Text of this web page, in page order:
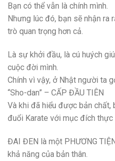
Bạn có thể vẫn là chính mình.
Nhưng lúc đó, bạn sẽ nhận ra
trò quan trọng hơn cả.
Là sự khởi đầu, là cú huých
cuộc đời mình.
Chính vì vậy, ở Nhật người ta
“Sho-dan” – CẤP ĐẦU TIÊN
Và khi đã hiểu được bản
đuổi Karate với mục đích thực
ĐAI ĐEN là một PHƯƠNG
khả năng của bản thân.